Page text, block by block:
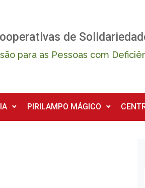
de
para as Pessoas com
PIRILAMPO MÁGICO